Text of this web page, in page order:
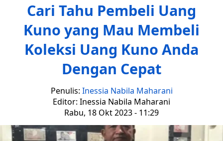
Cari Tahu Pembeli Uang
Kuno yang Mau Membeli
Koleksi Uang Kuno Anda
Dengan Cepat
Penulis: Inessia Nabila Maharani
Editor: Inessia Nabila Maharani
Rabu, 18 Okt 2023 - 11:29